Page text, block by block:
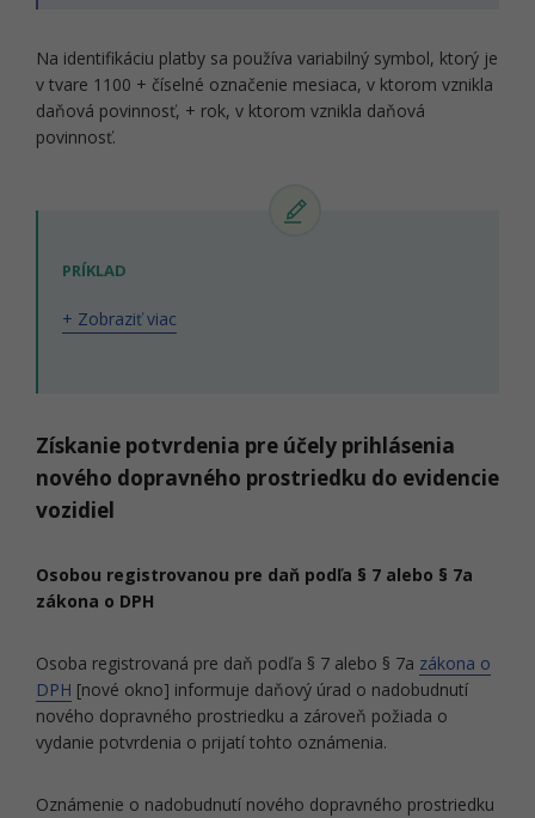
Na identifikáciu platby sa používa variabilný symbol, ktorý je
v tvare 1100 + číselné označenie mesiaca, v ktorom vznikla
daňová povinnosť, + rok, v ktorom vznikla daňová
povinnosť.
PRÍKLAD
+ Zobraziť viac
Získanie potvrdenia pre účely prihlásenia
nového dopravného prostriedku do evidencie
vozidiel
Osobou registrovanou pre daň podľa § 7 alebo § 7a
zákona o DPH
Osoba registrovaná pre daň podľa § 7 alebo § 7a zákona o
DPH [nové okno] informuje daňový úrad o nadobudnutí
nového dopravného prostriedku a zároveň požiada o
vydanie potvrdenia o prijatí tohto oznámenia.
Oznámenie o nadobudnutí nového dopravného prostriedku